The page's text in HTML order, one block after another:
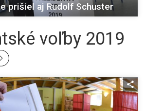
prišiel aj Rudolf Schuster
voľby 2019